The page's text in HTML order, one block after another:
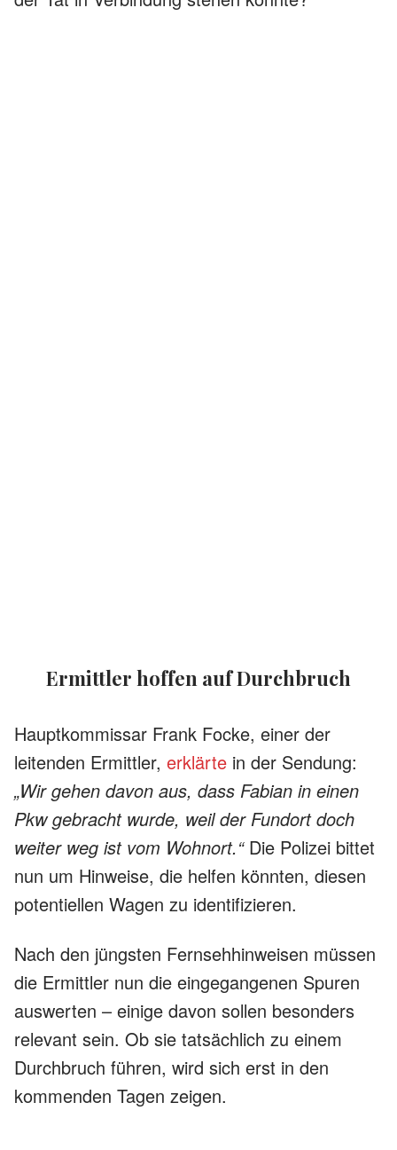
Ermittler hoffen auf Durchbruch
Hauptkommissar Frank Focke, einer der
leitenden Ermittler, erklärte in der Sendung:
„Wir gehen davon aus, dass Fabian in einen
Pkw gebracht wurde, weil der Fundort doch
weiter weg ist vom Wohnort.“Die Polizei bittet
nun um Hinweise, die helfen könnten, diesen
potentiellen Wagen zu identifizieren.
Nach den jüngsten Fernsehhinweisen müssen
die Ermittler nun die eingegangenen Spuren
auswerten – einige davon sollen besonders
relevant sein. Ob sie tatsächlich zu einem
Durchbruch führen, wird sich erst in den
kommenden Tagen zeigen.